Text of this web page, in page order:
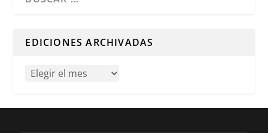
EDICIONES ARCHIVADAS